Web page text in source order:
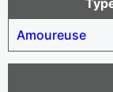
Amoureuse